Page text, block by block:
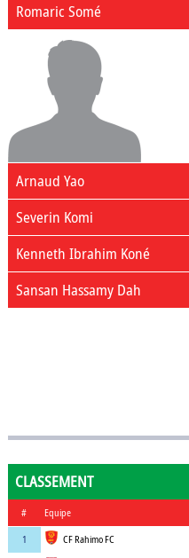
Romaric Somé
Arnaud Yao
Severin Komi
Kenneth Ibrahim Koné
Sansan Hassamy Dah
CLASSEMENT
# Equipe
1
CF Rahimo FC